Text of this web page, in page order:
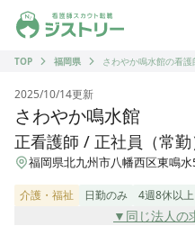
ジストリー 看護師の転職マ
TOP
福岡県 さわやか鳴水館の看護
2025/10/14更新
さわやか鳴水館
正看護師 / 正社員（常勤
福岡県北九州市八幡西区東鳴
介護・福祉 日勤のみ 4週8休以上
▼同じ法人の